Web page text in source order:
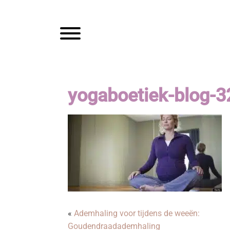
Toggle navigation
yogaboetiek-blog-
« Ademhaling voor tijdens de weeën:
Goudendraadademhaling